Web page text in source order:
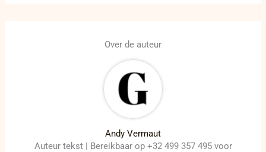
Over de auteur
Andy Vermaut
Auteur tekst | Bereikbaar op +32 499 357 495 voor